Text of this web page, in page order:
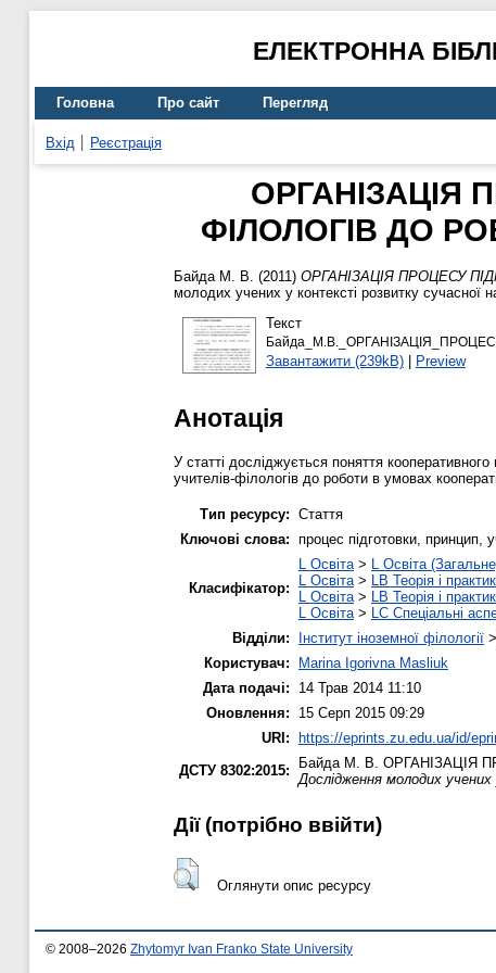
ЕЛЕКТРОННА
Головна Про сайт Перегляд
Вхід Реєстрація
ОРГАНІЗАЦІЯ
ФІЛОЛОГІВ ДО
Байда М. В. (2011) ОРГАНІЗАЦІЯ ПРОЦЕСУ
молодих учених у контексті розвитку сучасної
Текст
Завантажити (239kB)| Preview
Анотація
У статті досліджується поняття
учителів-філологів до роботи в умовах
Тип ресурсу: Стаття
Ключові слова: процес підготовки, принцип,
Класифікатор:
L Освіта > L Освіта
L Освіта > LB Теорія і
L Освіта > LB Теорія і
L Освіта > LC Спеціальні
Відділи:
Інститут іноземної філології >
Користувач:
Marina Igorivna Masliuk
Дата подачі:
14 Трав 2014 11:10
Оновлення:
15 Серп 2015 09:29
URI: https://eprints.zu.edu.ua/id/
ДСТУ 8302:2015:
Байда М. В. ОРГАНІЗАЦІЯ
Дослідження молодих
Дії ​​(потрібно ввійти)
Оглянути опис ресурсу
© 2008–2026 Zhytomyr Ivan Franko State University